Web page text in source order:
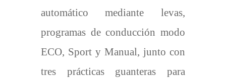
automático mediante levas,
programas de conducción modo
ECO, Sport y Manual, junto con
tres prácticas guanteras para